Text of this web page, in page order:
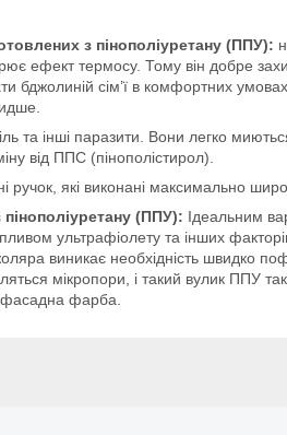
з пінополіуретану (ППУ):
ефект термосу. Тому він добре
бджолиній сім’ї в комфортних
та інші паразити. Вони легко
від ППС (пінополістирол).
ручок, які виконані максимально
(ППУ): Ідеальним
ультрафіолету та інших
виникає необхідність швидко
мікропори, і такий вулик ППУ
фарба.